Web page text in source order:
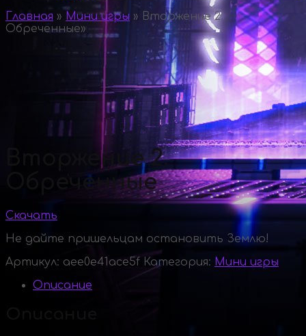
Главная » Мини игры » Вторжение 2.
Обреченные»
Вторжение 2.
Обреченные
Скачать
Не дайте пришельцам остановить Землю!
Артикул: aee0e41ace5f Категория: Мини игры
Описание